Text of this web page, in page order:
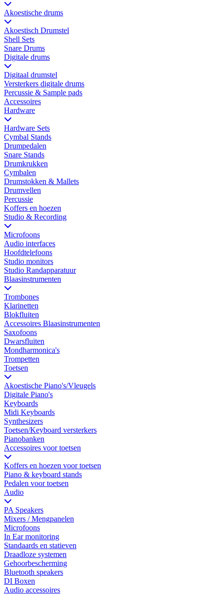
Akoestische drums
Akoestisch Drumstel
Shell Sets
Snare Drums
Digitale drums
Digitaal drumstel
Versterkers digitale drums
Percussie & Sample pads
Accessoires
Hardware
Hardware Sets
Cymbal Stands
Drumpedalen
Snare Stands
Drumkrukken
Cymbalen
Drumstokken & Mallets
Drumvellen
Percussie
Koffers en hoezen
Studio & Recording
Microfoons
Audio interfaces
Hoofdtelefoons
Studio monitors
Studio Randapparatuur
Blaasinstrumenten
Trombones
Klarinetten
Blokfluiten
Accessoires Blaasinstrumenten
Saxofoons
Dwarsfluiten
Mondharmonica's
Trompetten
Toetsen
Akoestische Piano's/Vleugels
Digitale Piano's
Keyboards
Midi Keyboards
Synthesizers
Toetsen/Keyboard versterkers
Pianobanken
Accessoires voor toetsen
Koffers en hoezen voor toetsen
Piano & keyboard stands
Pedalen voor toetsen
Audio
PA Speakers
Mixers / Mengpanelen
Microfoons
In Ear monitoring
Standaards en statieven
Draadloze systemen
Gehoorbescherming
Bluetooth speakers
DI Boxen
Audio accessoires